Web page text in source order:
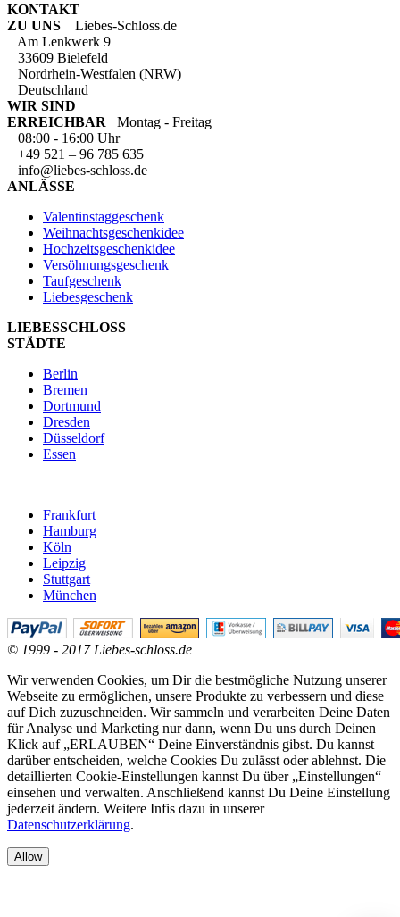
KONTAKT
ZU UNS
Liebes-Schloss.de
Am Lenkwerk 9
33609 Bielefeld
Nordrhein-Westfalen (NRW)
Deutschland
WIR SIND
ERREICHBAR
Montag - Freitag
08:00 - 16:00 Uhr
+49 521 – 96 785 635
info@liebes-schloss.de
ANLÄSSE
Valentinstaggeschenk
Weihnachtsgeschenkidee
Hochzeitsgeschenkidee
Versöhnungsgeschenk
Taufgeschenk
Liebesgeschenk
LIEBESSCHLOSS
STÄDTE
Berlin
Bremen
Dortmund
Dresden
Düsseldorf
Essen
Frankfurt
Hamburg
Köln
Leipzig
Stuttgart
München
© 1999 - 2017 Liebes-schloss.de
Wir verwenden Cookies, um Dir die bestmögliche Nutzung unserer
Webseite zu ermöglichen, unsere Produkte zu verbessern und diese
auf Dich zuzuschneiden. Wir sammeln und verarbeiten Deine Daten
für Analyse und Marketing nur dann, wenn Du uns durch Deinen
Klick auf „ERLAUBEN“ Deine Einverständnis gibst. Du kannst
darüber entscheiden, welche Cookies Du zulässt oder ablehnst. Die
detaillierten Cookie-Einstellungen kannst Du über „Einstellungen“
einsehen und verwalten. Anschließend kannst Du Deine Einstellung
jederzeit ändern. Weitere Infis dazu in unserer
Datenschutzerklärung.
Allow